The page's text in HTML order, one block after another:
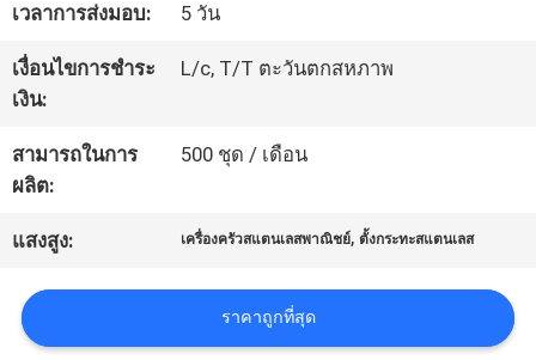
ควบคุม
คุณภาพ
ติดต่อ
เรา
ข่าว
เวลาการส่งมอบ: 5 วัน
เงื่อนไขการชำระ
เงิน:
L/c, T/T ตะวันตกสหภาพ
สามารถในการ
ผลิต:
500 ชุด / เดือน
แสงสูง: เครื่องครัวสแตนเลสพาณิชย์, ตั้งกระทะสแตนเลส
ราคาถูกที่สุด